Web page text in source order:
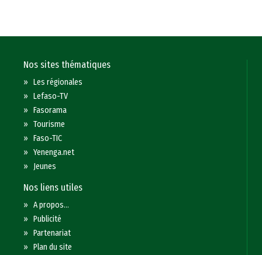
Nos sites thématiques
»Les régionales
»Lefaso-TV
»Fasorama
»Tourisme
»Faso-TIC
»Yenenga.net
» Jeunes
Nos liens utiles
»A propos...
»Publicité
»Partenariat
»Plan du site